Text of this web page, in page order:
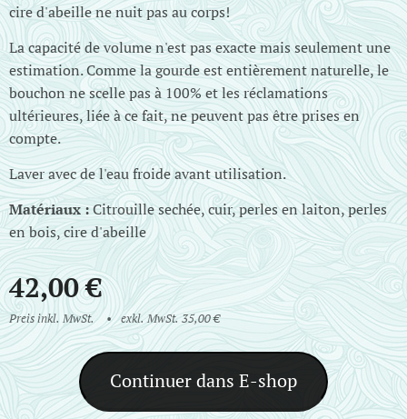
cire d'abeille ne nuit pas au corps!
La capacité de volume n'est pas exacte mais seulement une
estimation. Comme la gourde est entièrement naturelle, le
bouchon ne scelle pas à 100% et les réclamations
ultérieures, liée à ce fait, ne peuvent pas être prises en
compte.
Laver avec de l'eau froide avant utilisation.
Matériaux :Citrouille sechée, cuir, perles en laiton, perles
en bois, cire d'abeille
42,00€
Preis inkl. MwSt. exkl. MwSt. 35,00 €
Continuer dans E-shop